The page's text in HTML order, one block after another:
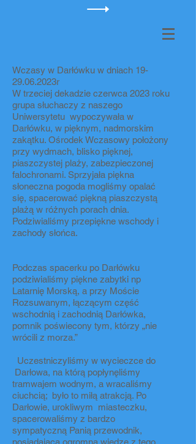
Wczasy w Darłówku w dniach 19-
29.06.2023r
W trzeciej dekadzie czerwca 2023 roku
grupa słuchaczy z naszego
Uniwersytetu wypoczywała w
Darłówku, w pięknym, nadmorskim
zakątku. Ośrodek Wczasowy położony
przy wydmach, blisko pięknej,
piaszczystej plaży, zabezpieczonej
falochronami. Sprzyjała piękna
słoneczna pogoda mogliśmy opalać
się, spacerować piękną piaszczystą
plażą w różnych porach dnia.
Podziwialiśmy przepiękne wschody i
zachody słońca.
Podczas spacerku po Darłówku
podziwialiśmy piękne zabytki np
Latarnię Morską, a przy Moście
Rozsuwanym, łączącym część
wschodnią i zachodnią Darłówka,
pomnik poświecony tym, którzy „nie
wrócili z morza.”
Uczestniczyliśmy w wycieczce do
Darłowa, na którą popłynęliśmy
tramwajem wodnym, a wracaliśmy
ciuchcią; było to miłą atrakcją. Po
Darłowie, urokliwym miasteczku,
spacerowaliśmy z bardzo
sympatyczną Panią przewodnik,
posiadającą ogromną wiedzę z tego